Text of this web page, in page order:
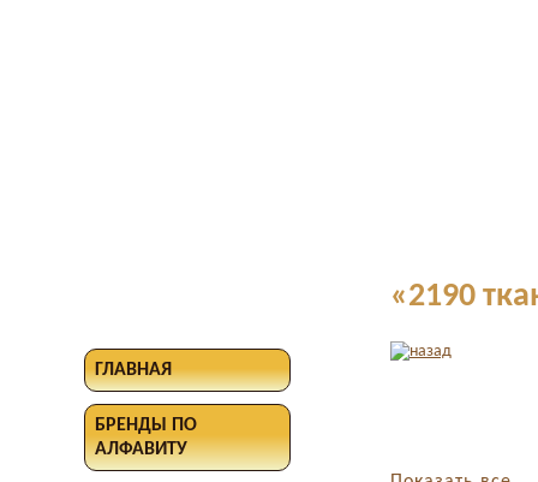
ГЛАВНАЯ
БРЕНДЫ ПО
АЛФАВИТУ
«2190